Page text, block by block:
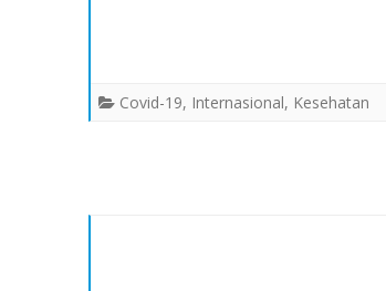
Covid-19, Internasional, Kesehatan